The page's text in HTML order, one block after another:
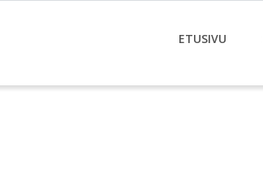
ETUSIVU